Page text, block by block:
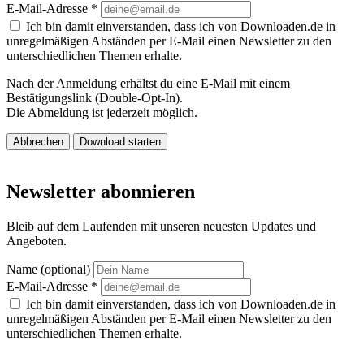
E-Mail-Adresse *
Ich bin damit einverstanden, dass ich von Downloaden.de in
unregelmäßigen Abständen per E-Mail einen Newsletter zu den
unterschiedlichen Themen erhalte.
Nach der Anmeldung erhältst du eine E-Mail mit einem
Bestätigungslink (Double-Opt-In).
Die Abmeldung ist jederzeit möglich.
Abbrechen Download starten
Newsletter abonnieren
Bleib auf dem Laufenden mit unseren neuesten Updates und
Angeboten.
Name (optional)
E-Mail-Adresse *
Ich bin damit einverstanden, dass ich von Downloaden.de in
unregelmäßigen Abständen per E-Mail einen Newsletter zu den
unterschiedlichen Themen erhalte.